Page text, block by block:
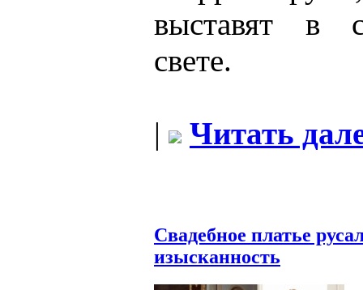
выставят в
свете.
| Читать
Свадебное платье
изысканность